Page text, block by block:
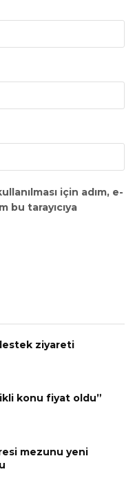
için adım, e-
bu tarayıcıya
ziyareti
konu fiyat oldu”
mezunu yeni